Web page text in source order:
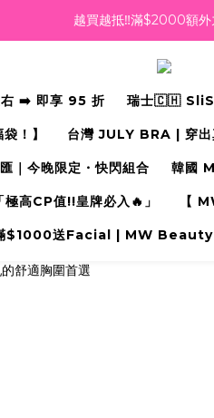
越買越抵‼️滿$2000額外
越買越抵‼️滿$2000額外
☀️【Summer Sales 盛夏狂歡】滿
滿千即送你免費美容
越買越抵‼️滿$2000額外
右 ➡️ 即享 95 折 瑞士🇨🇭
！】 台灣 JULY BRA | 穿
｜今晚限定・快閃組合 韓國
高CP值!!皇牌必入🔥」 【
滿$1000送Facial | MW Beauty